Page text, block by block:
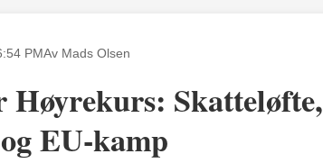
PMAv Mads Olsen
Høyrekurs: Skatteløfte,
EU-kamp